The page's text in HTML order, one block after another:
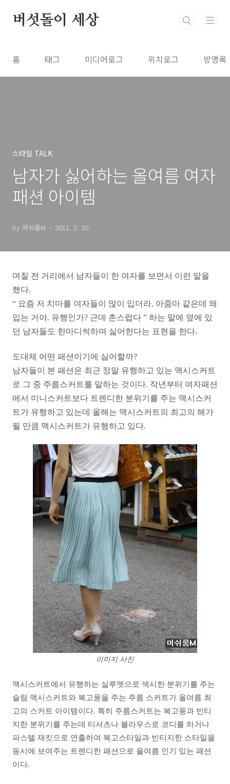
버섯돌이 세상
홈 태그 미디어로그 위치로그 방명록
스타일 TALK
남자가 싫어하는 올여름 여자
패션 아이템
by 머쉬룸M 2011. 5. 30.
며칠 전 거리에서 남자들이 한 여자를 보면서 이런 말을
했다.
“ 요즘 저 치마를 여자들이 많이 입더라. 아줌마 같은데 왜
입는 거야. 유행인가? 근데 촌스럽다 ” 하는 말에 옆에 있
던 남자들도 한마디씩하며 싫어한다는 표현을 한다.
도대체 어떤 패션이기에 싫어할까?
남자들이 본 패션은 최근 정말 유행하고 있는 맥시스커트
로 그 중 주름스커트를 말하는 것이다. 작년부터 여자패션
에서 미니스커트보다 트렌디한 분위기를 주는 맥시스커
트가 유행하고 있는데 올해는 맥시스커트의 최고의 해가
될 만큼 맥시스커트가 유행하고 있다.
이미지 사진
맥시스커트에서 유행하는 실루엣으로 섹시한 분위기를 주는
슬림 맥시스커트와 복고풍을 주는 주름 스커트가 올여름 최
고의 스커트 아이템이다. 특히 주름스커트는 복고풍과 빈티
지한 분위기를 주는데 티셔츠나 블라우스로 코디를 하거나
파스텔 재킷으로 연출하여 복고스타일과 빈티지한 스타일을
동시에 보여주는 트렌디한 패션으로 올여름 인기 있는 패션
이다.